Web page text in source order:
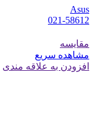
Asus
021-58612
مقایسه
مشاهده سریع
افزودن به علاقه مندی